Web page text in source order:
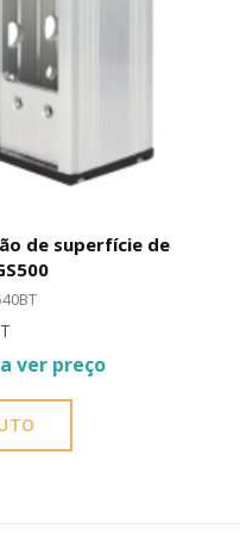
de superfície de
ver preço